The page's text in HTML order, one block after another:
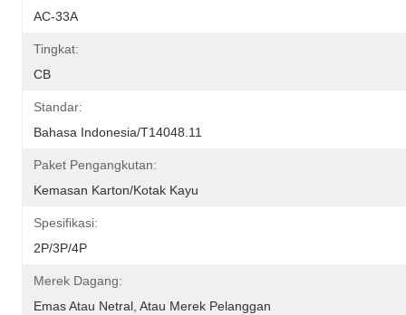
AC-33A
Tingkat:
CB
Standar:
Bahasa Indonesia/T14048.11
Paket Pengangkutan:
Kemasan Karton/Kotak Kayu
Spesifikasi:
2P/3P/4P
Merek Dagang:
Emas Atau Netral, Atau Merek Pelanggan